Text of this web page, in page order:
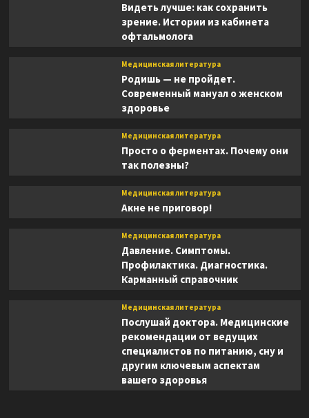
Видеть лучше: как сохранить
зрение. Истории из кабинета
офтальмолога
Медицинская литература
Родишь — не пройдет.
Современный мануал о женском
здоровье
Медицинская литература
Просто о ферментах. Почему они
так полезны?
Медицинская литература
Акне не приговор!
Медицинская литература
Давление. Симптомы.
Профилактика. Диагностика.
Карманный справочник
Медицинская литература
Послушай доктора. Медицинские
рекомендации от ведущих
специалистов по питанию, сну и
другим ключевым аспектам
вашего здоровья